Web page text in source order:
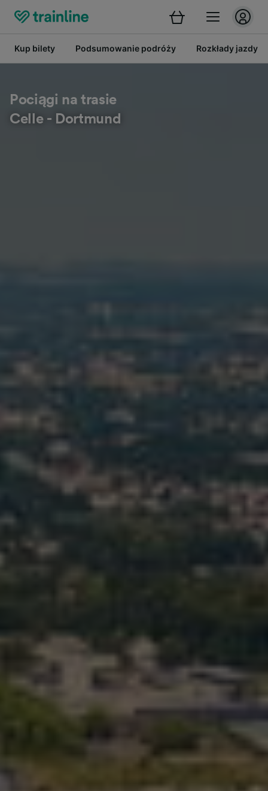
Kup bilety Podsumowanie podróży Rozkłady jazdy
Pociągi na trasie
Celle - Dortmund